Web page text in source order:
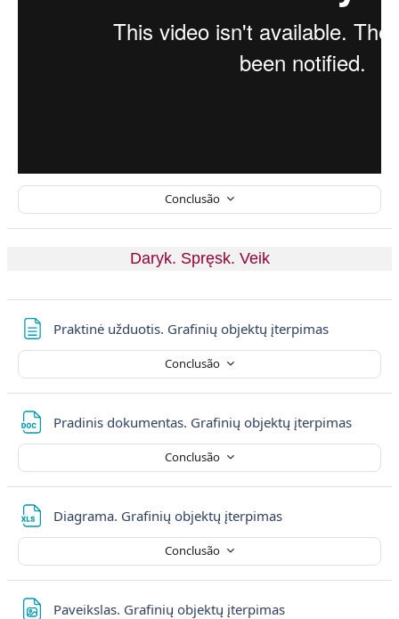
Conclusão
Daryk. Spręsk. Veik
Praktinė užduotis. Grafinių objektų įterpimasPágina
Conclusão
Pradinis dokumentas. Grafinių objektų įterpimas
Conclusão
Diagrama. Grafinių objektų įterpimas
Conclusão
Paveikslas. Grafinių objektų įterpimas